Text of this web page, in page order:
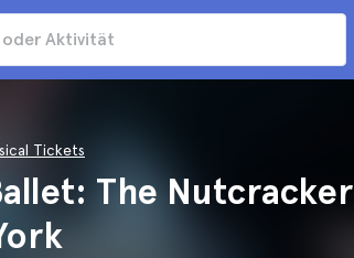
Tickets
The Nutcracker